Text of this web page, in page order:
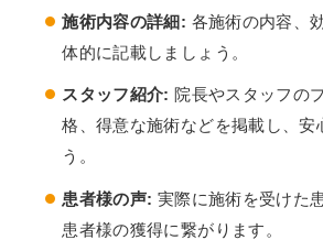
施術内容の詳細: 各施術の内容、
体的に記載しましょう。
スタッフ紹介: 院長やスタッフの
格、得意な施術などを掲載し、安
う。
患者様の声: 実際に施術を受けた
患者様の獲得に繋がります。